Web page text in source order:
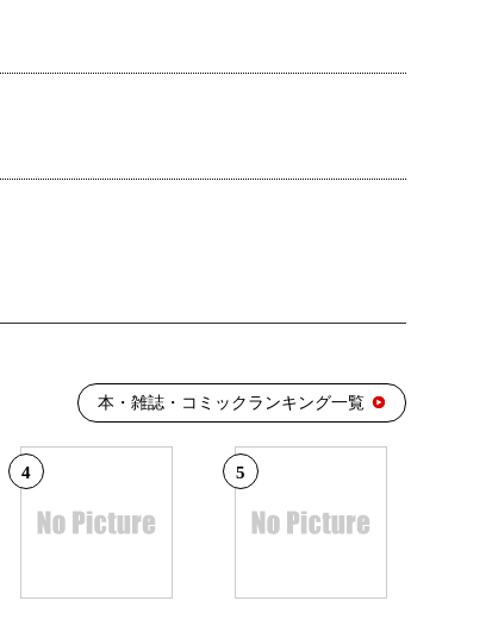
本・雑誌・コミックランキング一覧
4 5